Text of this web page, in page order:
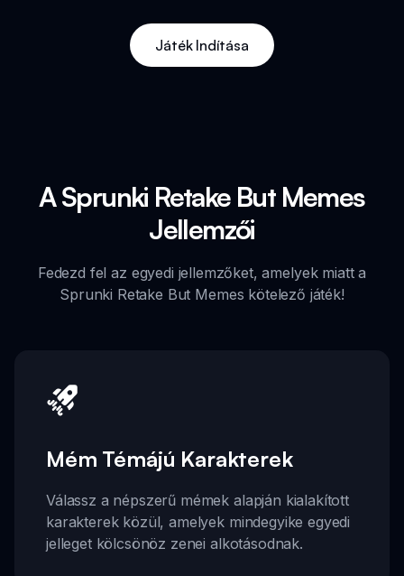
Játék Indítása
A Sprunki Retake But Memes
Jellemzői
Fedezd fel az egyedi jellemzőket, amelyek miatt a
Sprunki Retake But Memes kötelező játék!
Mém Témájú Karakterek
Válassz a népszerű mémek alapján kialakított
karakterek közül, amelyek mindegyike egyedi
jelleget kölcsönöz zenei alkotásodnak.